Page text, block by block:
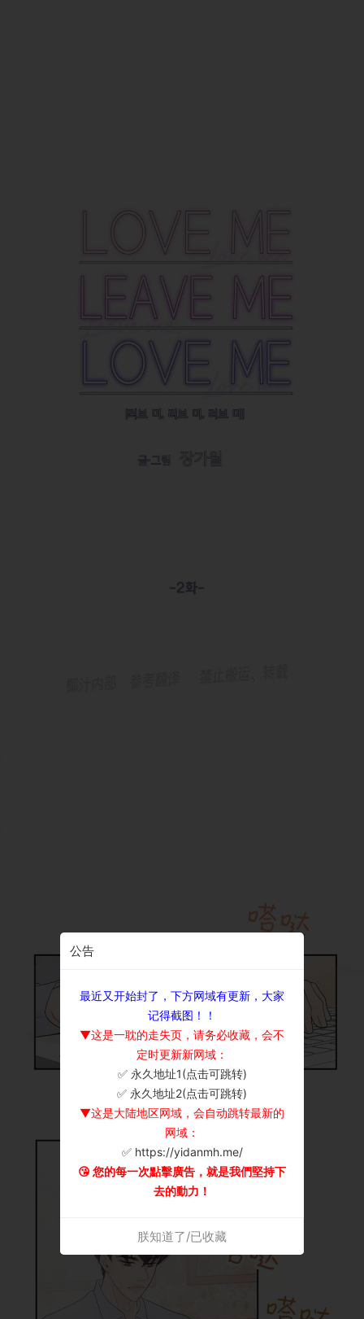
公告
最近又开始封了，下方网域有更新，大家
记得截图！！
▼这是一耽的走失页，请务必收藏，会不
定时更新新网域：
✅ 永久地址1(点击可跳转)
✅ 永久地址2(点击可跳转)
▼这是大陆地区网域，会自动跳转最新的
网域：
✅ https://yidanmh.me/
😘 您的每一次點擊廣告，就是我們堅持下
去的動力！
朕知道了/已收藏